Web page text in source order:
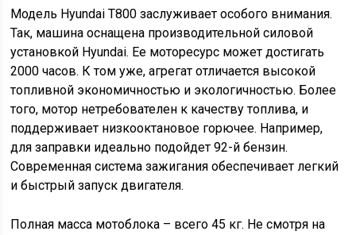
Модель Hyundai T800 заслуживает особого внимания.
Так, машина оснащена производительной силовой
установкой Hyundai. Ее моторесурс может достигать
2000 часов. К том уже, агрегат отличается высокой
топливной экономичностью и экологичностью. Более
того, мотор нетребователен к качеству топлива, и
поддерживает низкооктановое горючее. Например,
для заправки идеально подойдет 92-й бензин.
Современная система зажигания обеспечивает легкий
и быстрый запуск двигателя.
Полная масса мотоблока – всего 45 кг. Не смотря на